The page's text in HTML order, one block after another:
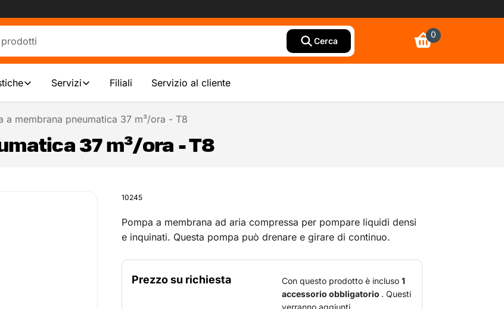
Cerca
0
Servizi Filiali Servizio al cliente
a membrana pneumatica 37 m³/ora - T8
37 m³/ora - T8
10245
Pompa a membrana ad aria compressa per pompare liquidi densi
e inquinati. Questa pompa può drenare e girare di continuo.
corrente. Questa pompa può essere utilizzata anche in zone a
rischio di esplosione.
Prezzo su richiesta Con questo prodotto è incluso 1
accessorio obbligatorio . Questi
verranno aggiunti